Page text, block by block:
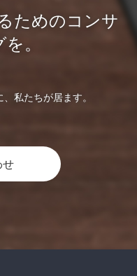
ためのコンサ
。
私たちが居ます。
せ